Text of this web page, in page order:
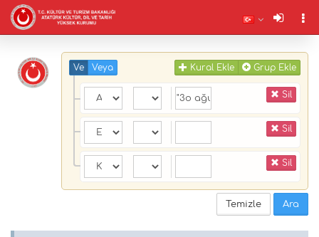
Kural Ekle Grup Ekle
Ve Veya
Sil
Sil
Sil
Temizle Ara